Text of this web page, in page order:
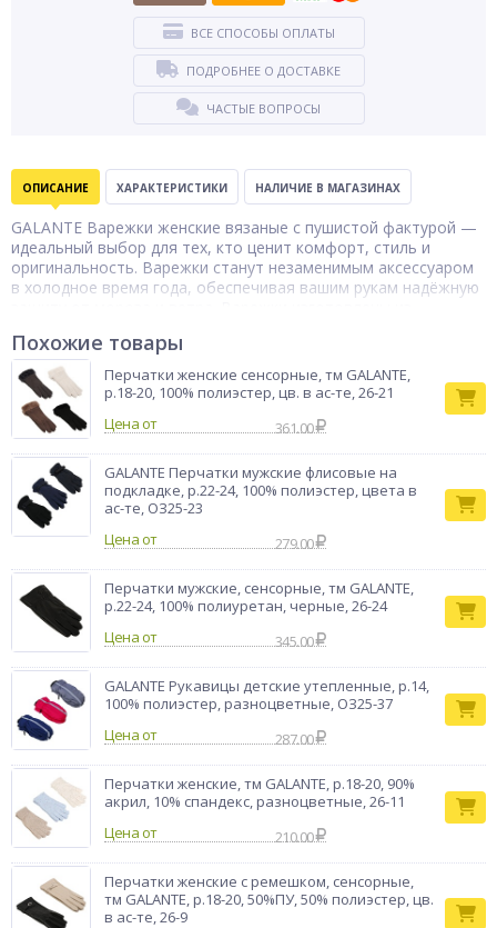
ВСЕ СПОСОБЫ ОПЛАТЫ
ПОДРОБНЕЕ О ДОСТАВКЕ
ЧАСТЫЕ ВОПРОСЫ
ОПИСАНИЕ ХАРАКТЕРИСТИКИ НАЛИЧИЕ В МАГАЗИНАХ
GALANTE Варежки женские вязаные с пушистой фактурой —
идеальный выбор для тех, кто ценит комфорт, стиль и
оригинальность. Варежки станут незаменимым аксессуаром
в холодное время года, обеспечивая вашим рукам надёжную
и тепло даже в самые холодные дни. Добавление акрила и
полиэстера придаёт изделию дополнительную прочность и
износостойкость, а также способствует быстрому
высыханию после намокания. Пушистая фактура варежек
добавляет им особый шарм и элегантность, делая их
18–20 подходит для большинства женщин, делая эти
варежки универсальным выбором. Они идеально подойдут
как для повседневной носки, так и для активного отдыха на
свежем воздухе.
Варежки
Бренд
Похожие товары
Перчатки женские сенсорные, тм GALANTE,
р.18-20, 100% полиэстер, цв. в ас-те, 26-21
Цена от
361.00
GALANTE Перчатки мужские флисовые на
подкладке, р.22-24, 100% полиэстер, цвета в
ас-те, ОЗ25-23
Цена от
279.00
Перчатки мужские, сенсорные, тм GALANTE,
р.22-24, 100% полиуретан, черные, 26-24
Цена от
345.00
GALANTE Рукавицы детские утепленные, р.14,
100% полиэстер, разноцветные, ОЗ25-37
Цена от
287.00
Перчатки женские, тм GALANTE, р.18-20, 90%
акрил, 10% спандекс, разноцветные, 26-11
Цена от
210.00
Перчатки женские с ремешком, сенсорные,
тм GALANTE, р.18-20, 50%ПУ, 50% полиэстер, цв.
в ас-те, 26-9